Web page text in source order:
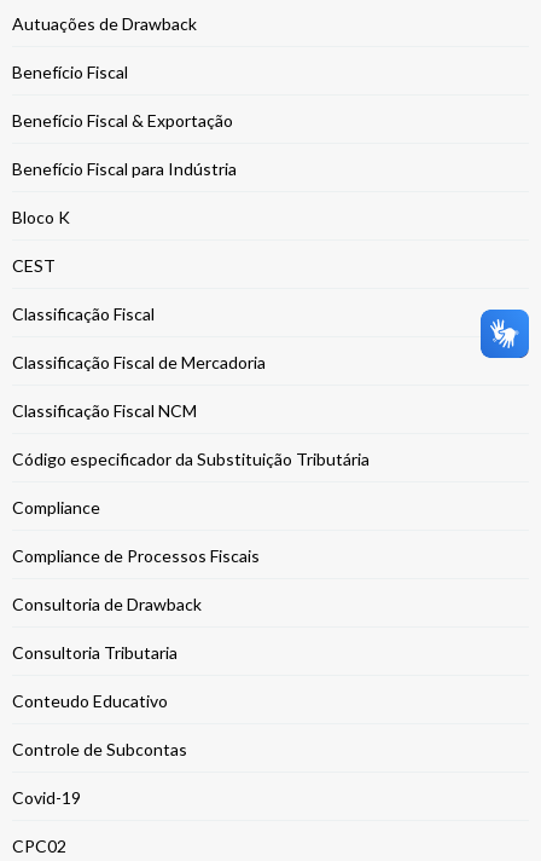
Autuações de Drawback
Benefício Fiscal
Benefício Fiscal & Exportação
Benefício Fiscal para Indústria
Bloco K
CEST
Classificação Fiscal
Classificação Fiscal de Mercadoria
Classificação Fiscal NCM
Código especificador da Substituição Tributária
Compliance
Compliance de Processos Fiscais
Consultoria de Drawback
Consultoria Tributaria
Conteudo Educativo
Controle de Subcontas
Covid-19
CPC02